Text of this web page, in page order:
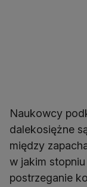
Naukowcy
dalekosiężne
między
w jakim
postrzeganie